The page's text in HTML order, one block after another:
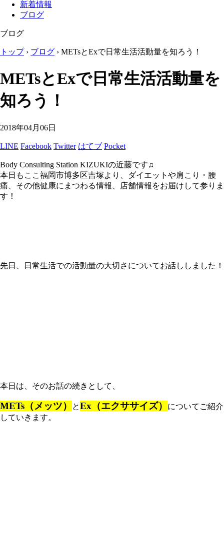
新着情報
ブログ
ブログ
トップ› ブログ › METsとExで日常生活活動量を知ろう！
METsとExで日常生活活動量を
知ろう！
2018年04月06日
LINE Facebook Twitter はてブ Pocket
Body Consulting Station KIZUKIの近藤です♫
本日もここ福岡市博多区吉塚より、ダイエットや肩こり・腰
痛、その他健康にまつわる情報、店舗情報をお届けして参りま
す！
先日、日常生活での活動量の大切さについてお話ししました！
本日は、そのお話の続きとして、
METs （メッツ） とEx （エクササイズ）
についてご紹介
していきます。